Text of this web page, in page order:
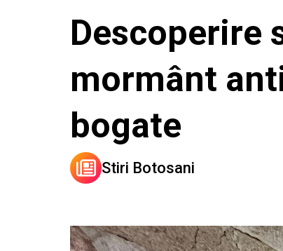
Descoperire
mormânt
bogate
Stiri Botosani